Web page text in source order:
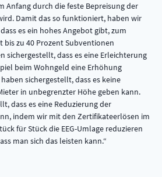
Anfang durch die feste Bepreisung der
Damit das so funktioniert, haben wir
es ein hohes Angebot gibt, zum
bis zu 40 Prozent Subventionen
sichergestellt, dass es eine Erleichterung
beim Wohngeld eine Erhöhung
sichergestellt, dass es keine
in unbegrenzter Höhe geben kann.
dass es eine Reduzierung der
indem wir mit den Zertifikateerlösen im
für Stück die EEG-Umlage reduzieren
man sich das leisten kann.